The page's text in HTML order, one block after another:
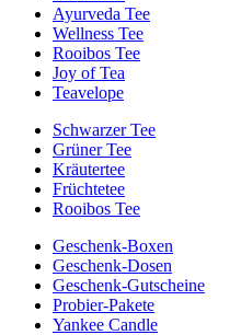
Ayurveda Tee
Wellness Tee
Rooibos Tee
Joy of Tea
Teavelope
Schwarzer Tee
Grüner Tee
Kräutertee
Früchtetee
Rooibos Tee
Geschenk-Boxen
Geschenk-Dosen
Geschenk-Gutscheine
Probier-Pakete
Yankee Candle